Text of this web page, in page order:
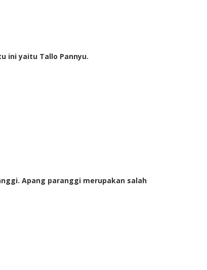
ini yaitu Tallo Pannyu.
Apang paranggi merupakan salah